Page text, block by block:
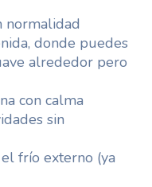
normalidad
donde puedes
alrededor pero
con calma
sin
frío externo (ya